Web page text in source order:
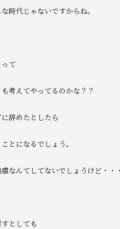
時代じゃないですからね。
て
考えてやってるのかな？？
辞めたとしたら
とになるでしょう。
なんてしてないでしょうけど・・
としても